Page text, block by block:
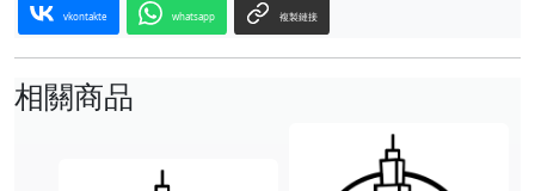
vkontakte whatsapp 複製鏈接
相關商品